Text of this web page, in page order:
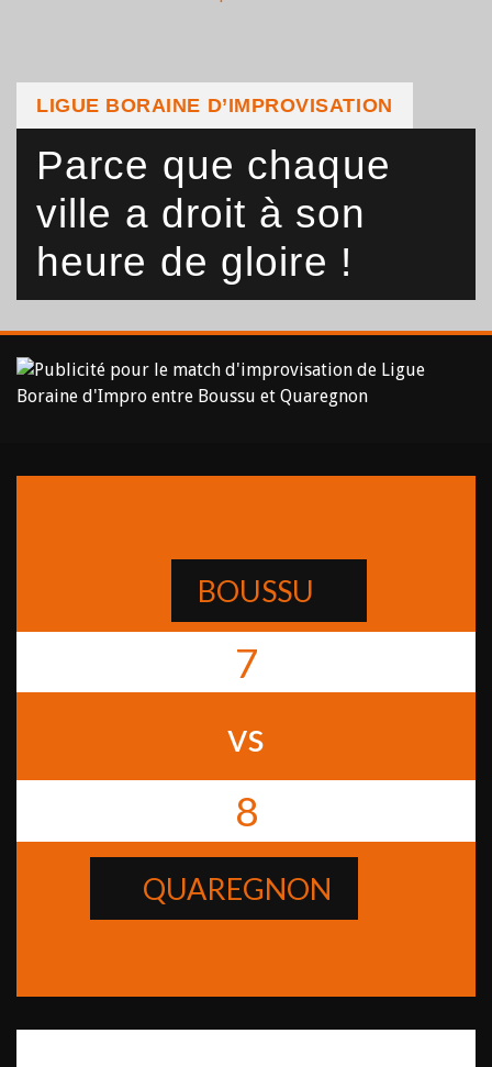
LIGUE BORAINE D’IMPROVISATION
Parce que chaque
ville a droit à son
heure de gloire !
BOUSSU
7
vs
8
QUAREGNON